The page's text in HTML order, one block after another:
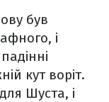
був
і
кут воріт.
Шуста, і